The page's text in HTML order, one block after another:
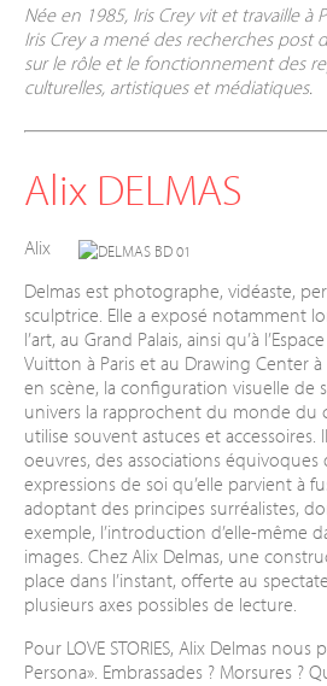
Née en 1985, Iris Crey vit et travaille à
Iris Crey a mené des recherches post
sur le rôle et le fonctionnement des
culturelles, artistiques et médiatiques.
Alix DELMAS
Alix
Delmas est photographe, vidéaste,
sculptrice. Elle a exposé notamment
l’art, au Grand Palais, ainsi qu’à
Vuitton à Paris et au Drawing Center à
en scène, la configuration visuelle de
univers la rapprochent du monde du
utilise souvent astuces et accessoires.
oeuvres, des associations équivoques
expressions de soi qu’elle parvient à
adoptant des principes surréalistes,
exemple, l’introduction d’elle-même
images. Chez Alix Delmas, une
place dans l’instant, offerte au
plusieurs axes possibles de lecture.
Pour LOVE STORIES, Alix Delmas nous
Persona». Embrassades ? Morsures ?